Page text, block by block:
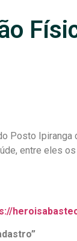
Posto Ipiranga
entre eles